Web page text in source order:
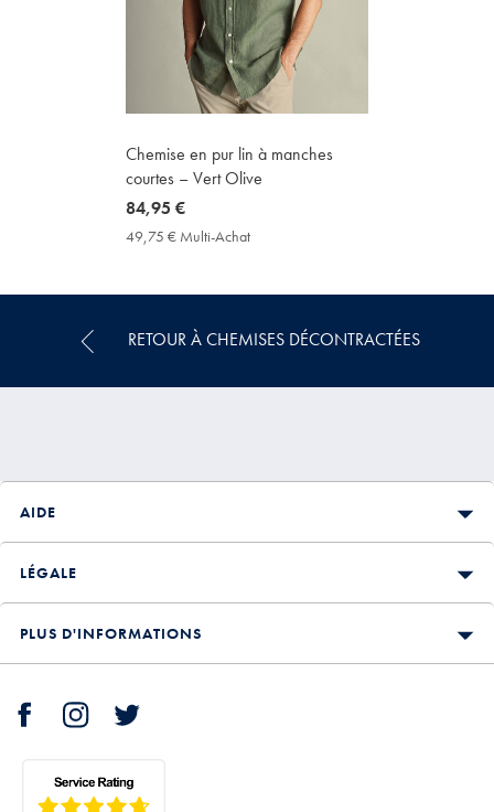
Chemise en pur lin à manches
courtes – Vert Olive
now
84,95
84,95 €
49,75 € Multi-Achat
Achat
RETOUR À CHEMISES DÉCONTRACTÉES
AIDE
LÉGALE
PLUS D'INFORMATIONS